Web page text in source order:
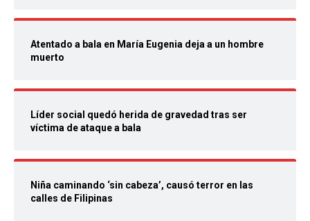
Atentado a bala en María Eugenia deja a un hombre
muerto
Líder social quedó herida de gravedad tras ser
víctima de ataque a bala
Niña caminando ‘sin cabeza’, causó terror en las
calles de Filipinas